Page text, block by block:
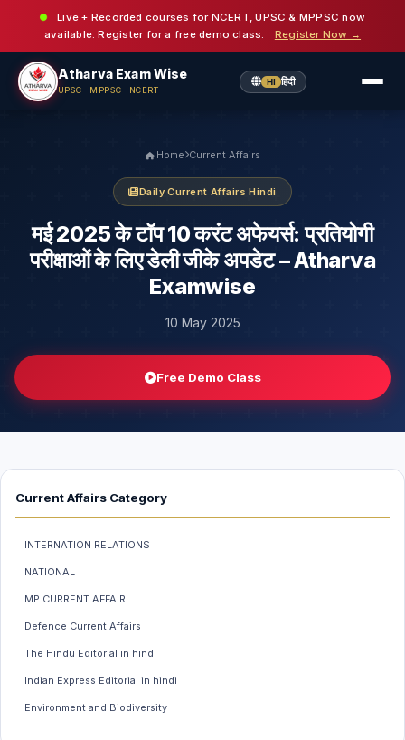
Live + Recorded courses for NCERT, UPSC & MPPSC now
available. Register for a free demo class.
Register Now →
Atharva Exam Wise
UPSC · MPPSC · NCERT
HI हिंदी
Home Current Affairs
Daily Current Affairs Hindi
मई 2025 के टॉप 10 करंट अफेयर्स: प्रतियोगी
परीक्षाओं के लिए डेली जीके अपडेट – Atharva
Examwise
10 May 2025
Free Demo Class
Current Affairs Category
INTERNATION RELATIONS
NATIONAL
MP CURRENT AFFAIR
Defence Current Affairs
The Hindu Editorial in hindi
Indian Express Editorial in hindi
Environment and Biodiversity